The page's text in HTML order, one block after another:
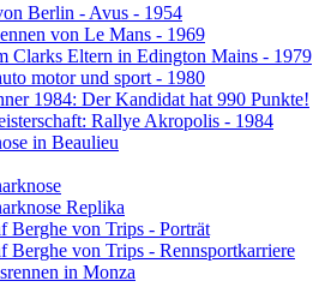
Berlin - Avus - 1954
von Le Mans - 1969
Clarks Eltern in Edington Mains - 1979
motor und sport - 1980
1984: Der Kandidat hat 990 Punkte!
Rallye Akropolis - 1984
in Beaulieu
Replika
Berghe von Trips - Porträt
Berghe von Trips - Rennsportkarriere
in Monza